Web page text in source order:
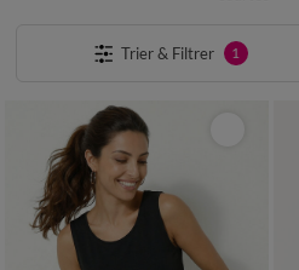
Trier & Filtrer 1